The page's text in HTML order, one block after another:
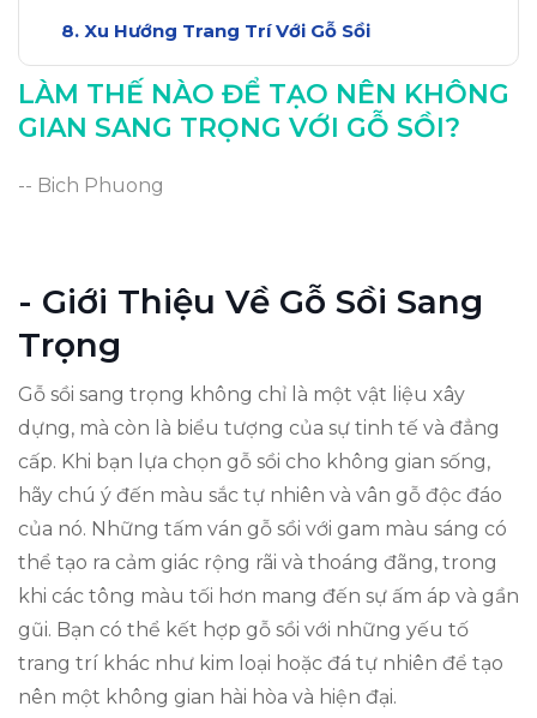
Xu Hướng Trang Trí Với Gỗ Sồi
Kết Luận: Tạo Không Gian Sang Trọng
LÀM THẾ NÀO ĐỂ TẠO NÊN KHÔNG
GIAN SANG TRỌNG VỚI GỖ SỒI?
-- Bich Phuong
- Giới Thiệu Về Gỗ Sồi Sang
Trọng
Gỗ sồi sang trọng không chỉ là một vật liệu xây
dựng, mà còn là biểu tượng của sự tinh tế và đẳng
cấp. Khi bạn lựa chọn gỗ sồi cho không gian sống,
hãy chú ý đến màu sắc tự nhiên và vân gỗ độc đáo
của nó. Những tấm ván gỗ sồi với gam màu sáng có
thể tạo ra cảm giác rộng rãi và thoáng đãng, trong
khi các tông màu tối hơn mang đến sự ấm áp và gần
gũi. Bạn có thể kết hợp gỗ sồi với những yếu tố
trang trí khác như kim loại hoặc đá tự nhiên để tạo
nên một không gian hài hòa và hiện đại.